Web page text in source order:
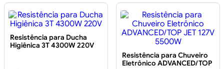
Resistência para Ducha
Higiênica 3T 4300W 220V
Resistência para Chuveiro
Eletrônico ADVANCED/TOP